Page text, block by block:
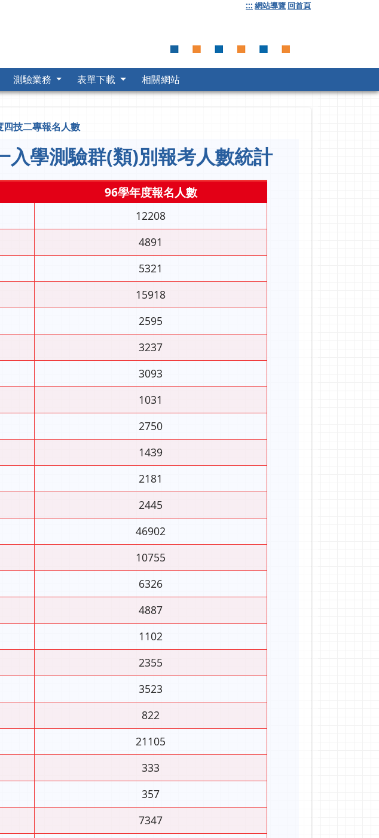
::: 網站導覽 回首頁
測驗業務 表單下載 相關網站
四技二專報名人數
入學測驗群(類)別報考人數統計
96學年度報名人數
12208
4891
5321
15918
2595
3237
3093
1031
2750
1439
2181
2445
46902
10755
6326
4887
1102
2355
3523
822
21105
333
357
7347